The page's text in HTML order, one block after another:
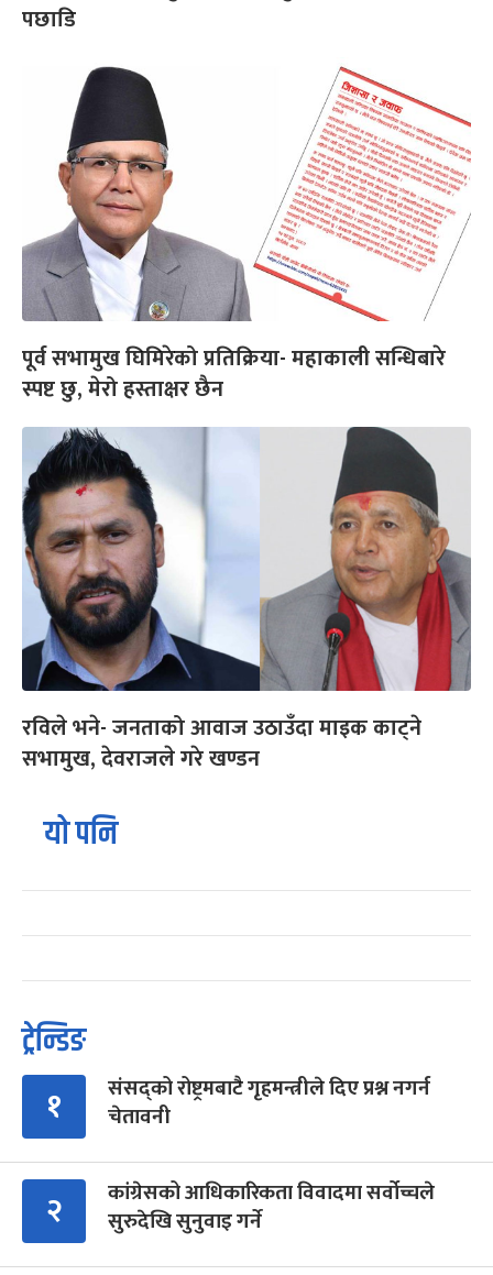
पछाडि
पूर्व सभामुख घिमिरेको प्रतिक्रिया- महाकाली सन्धिबारे
स्पष्ट छु, मेरो हस्ताक्षर छैन
रविले भने- जनताको आवाज उठाउँदा माइक काट्ने
सभामुख, देवराजले गरे खण्डन
यो पनि
ट्रेन्डिङ
१
संसद्को रोष्ट्रमबाटै गृहमन्त्रीले दिए प्रश्न नगर्न
चेतावनी
२
कांग्रेसको आधिकारिकता विवादमा सर्वोच्चले
सुरुदेखि सुनुवाइ गर्ने